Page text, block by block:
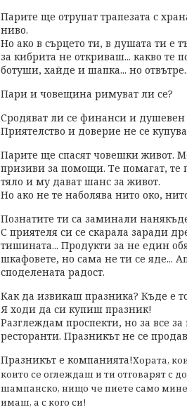
Парите ще отрупат трапезата с
ниво.
Но ако в сърцето ти, в душата ти е
за кибрита не откриваш... какво те
ботуши, хайде и шапка... но
Пари и човещина римуват ли се?
Сродяват ли се финанси и
Приятелство и доверие не се
Парите ще спасят човешки живот.
призиви за помощи. Те помагат, те
тяло и му дават шанс за живот.
Но ако не те наболява нито око,
Познатите ти са заминали
С приятеля си се скарала заради
тишината... Продукти за не един
шкафовете, но сама не ти се яде...
споделената радост.
Как да извикаш празника? Къде е
Я ходи да си купиш празник!
Разглеждам проспекти, но за все
ресторанти. Празникът не се
Празникът е компанията!Хората,
които се оглеждаш и ти отговарят с
шампанско, нищо че пиете само
имаш, а с кого си!